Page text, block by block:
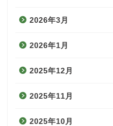
2026年3月
2026年1月
2025年12月
2025年11月
2025年10月